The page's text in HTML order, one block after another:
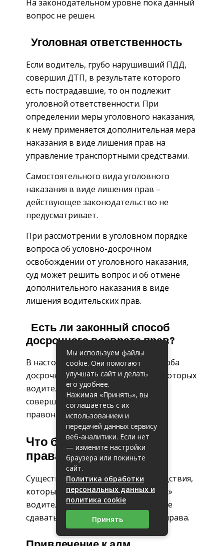
На законодательном уровне пока данный
вопрос не решен.
Уголовная ответственность
Если водитель, грубо нарушивший ПДД,
совершил ДТП, в результате которого
есть пострадавшие, то он подлежит
уголовной ответственности. При
определении меры уголовного наказания,
к нему применяется дополнительная мера
наказания в виде лишения прав на
управление транспортными средствами.
Самостоятельного вида уголовного
наказания в виде лишения прав –
действующее законодательство не
предусматривает.
При рассмотрении в уголовном порядке
вопроса об условно-досрочном
освобождении от уголовного наказания,
суд может решить вопрос и об отмене
дополнительного наказания в виде
лишения водительских прав.
Есть ли законный способ
досрочного возврата прав?
В настоящее время законного способа
досрочно возвратить себе права, которых
водитель был лишен судом за
совершенное административное
правонарушение – не существует.
Что будет, если не сдал
права после лишения?
Существует два неприятных последствия,
которые ожидают слишком «ушлых»
водителей, решивших схитрить и не
сдавать «корочку» после лишения права.
Мы используем файлы
cookie. Они помогают
улучшать сайт и делать
его удобнее.
Нажимая «Принять», вы
соглашаетесь с их
использованием и
передачей данных сервису
веб-аналитики. Если нет
— измените настройки
браузера или покиньте
сайт.
Политика обработки
персональных данных и
политика cookie
Принять